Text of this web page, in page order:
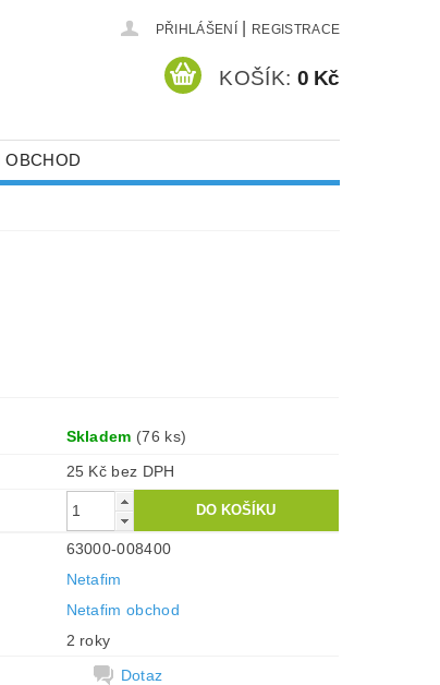
PŘIHLÁŠENÍ REGISTRACE
KOŠÍK: 0 Kč
OBCHOD
Skladem (76 ks)
25 Kč bez DPH
63000-008400
Netafim
Netafim obchod
2 roky
Dotaz